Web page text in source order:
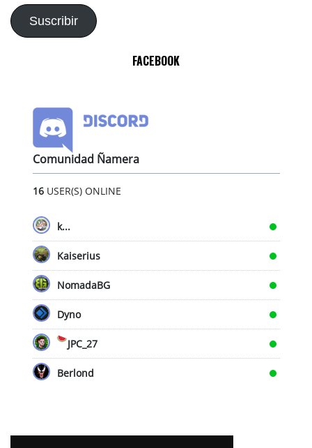
electrónico
Suscribir
FACEBOOK
Comunidad Ñamera
16USER(S) ONLINE
k...
Kaiserius
NomadaBG
Dyno
JPC_27
Berlond